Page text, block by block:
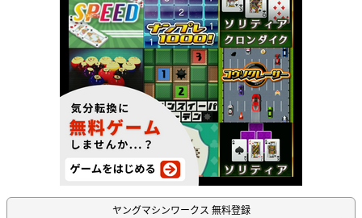
ヤングマシンワークス 無料登録